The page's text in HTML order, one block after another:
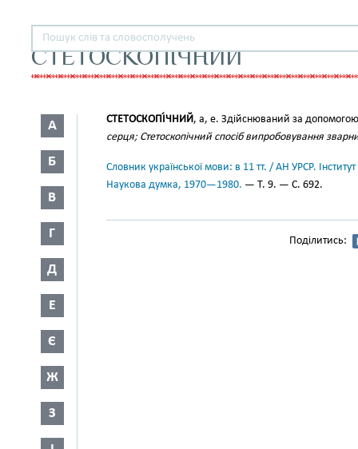
СТЕТОСКОПІЧНИЙ
А
Б
В
Г
Д
Е
Є
Ж
З
СТЕТОСКОПІ́ЧНИЙ, а, е. Здійснюваний за
серця; Стетоскопічний спосіб випробовування
Словник української мови: в 11 тт. / АН УРСР.
Наукова думка, 1970—1980. — Т. 9. — С. 692.
Поділитись: